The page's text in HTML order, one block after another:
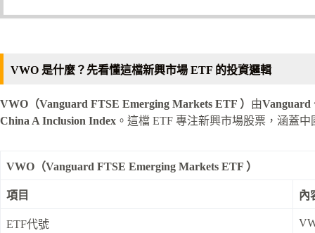
VWO 是什麼？先看懂這檔新興市場 ETF 的投資邏輯
VWO（Vanguard FTSE Emerging Markets ETF ） 由Vanguard
China A Inclusion Index 。這檔 ETF 專注新興市場股票，涵蓋
VWO（Vanguard FTSE Emerging Markets ETF ）
項目 內
ETF代號